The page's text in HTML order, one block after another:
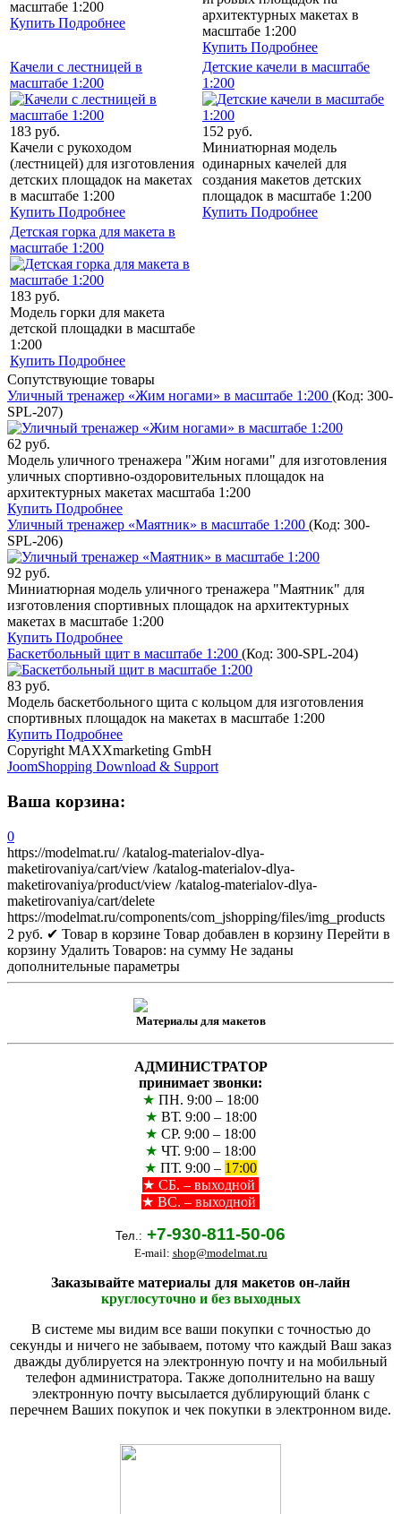
масштабе 1:200
Купить Подробнее
архитектурных макетах в
масштабе 1:200
Купить Подробнее
Качели с лестницей в
масштабе 1:200
183 руб.
Качели с рукоходом
(лестницей) для изготовления
детских площадок на макетах
в масштабе 1:200
Купить Подробнее
Детские качели в масштабе
1:200
152 руб.
Миниатюрная модель
одинарных качелей для
создания макетов детских
площадок в масштабе 1:200
Купить Подробнее
Детская горка для макета в
масштабе 1:200
183 руб.
Модель горки для макета
детской площадки в масштабе
1:200
Купить Подробнее
Сопутствующие товары
Уличный тренажер «Жим ногами» в масштабе 1:200 (Код: 300-
SPL-207)
62 руб.
Модель уличного тренажера "Жим ногами" для изготовления
уличных спортивно-оздоровительных площадок на
архитектурных макетах масштаба 1:200
Купить Подробнее
Уличный тренажер «Маятник» в масштабе 1:200 (Код: 300-
SPL-206)
92 руб.
Миниатюрная модель уличного тренажера "Маятник" для
изготовления спортивных площадок на архитектурных
макетах в масштабе 1:200
Купить Подробнее
Баскетбольный щит в масштабе 1:200 (Код: 300-SPL-204)
83 руб.
Модель баскетбольного щита с кольцом для изготовления
спортивных площадок на макетах в масштабе 1:200
Купить Подробнее
Copyright MAXXmarketing GmbH
JoomShopping Download & Support
Ваша корзина:
0
https://modelmat.ru/ /katalog-materialov-dlya-
maketirovaniya/cart/view /katalog-materialov-dlya-
maketirovaniya/product/view /katalog-materialov-dlya-
maketirovaniya/cart/delete
https://modelmat.ru/components/com_jshopping/files/img_products
2 руб. ✔ Товар в корзине Товар добавлен в корзину Перейти в
корзину Удалить Товаров: на сумму Не заданы
дополнительные параметры
Материалы для макетов
АДМИНИСТРАТОР
принимает звонки:
★ ПН. 9:00 – 18:00
★ ВТ. 9:00 – 18:00
★ СР. 9:00 – 18:00
★ ЧТ. 9:00 – 18:00
★ ПТ. 9:00 – 17:00
★ СБ. – выходной
★ ВС. – выходной
Тел.: +7-930-811-50-06
E-mail: shop@modelmat.ru
Заказывайте материалы для макетов он-лайн
круглосуточно и без выходных
В системе мы видим все ваши покупки с точностью до
секунды и ничего не забываем, потому что каждый Ваш заказ
дважды дублируется на электронную почту и на мобильный
телефон администратора. Также дополнительно на вашу
электронную почту высылается дублирующий бланк с
перечнем Ваших покупок и чек покупки в электронном виде.